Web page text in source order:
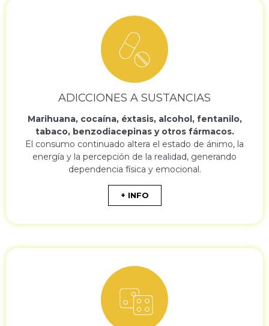
ADICCIONES A SUSTANCIAS
Marihuana, cocaína, éxtasis, alcohol, fentanilo,
tabaco, benzodiacepinas y otros fármacos.
El consumo continuado altera el estado de ánimo, la
energía y la percepción de la realidad, generando
dependencia física y emocional.
+ INFO